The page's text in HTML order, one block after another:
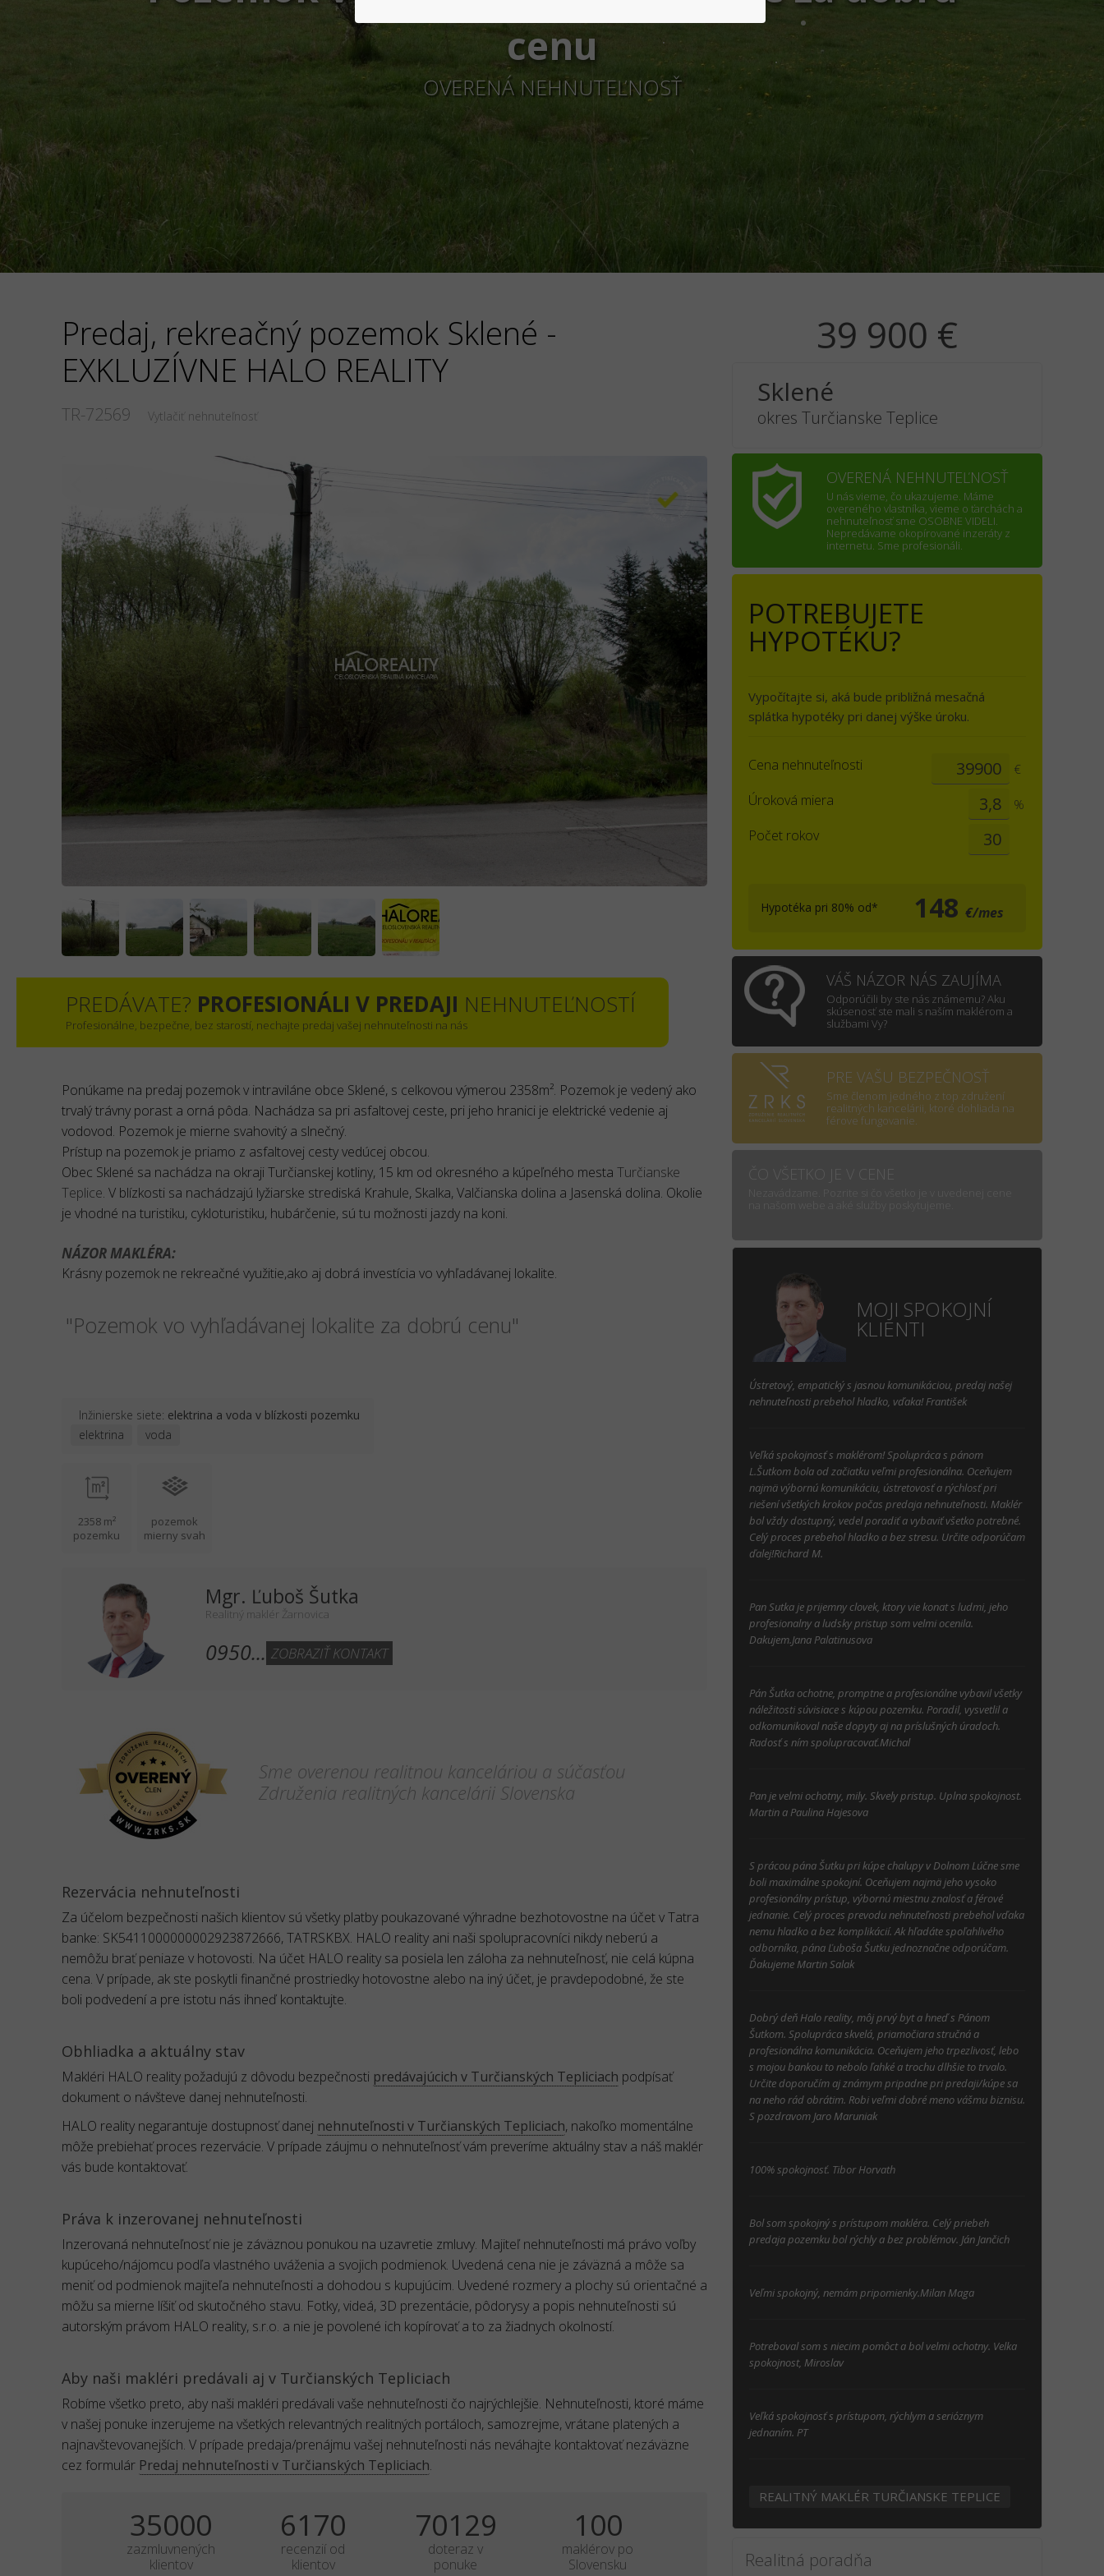
cenu
OVERENÁ NEHNUTEĽNOSŤ
Predaj, rekreačný pozemok Sklené -
EXKLUZÍVNE HALO REALITY
TR-72569 Vytlačiť nehnuteľnosť
39 900 €
Sklené
okres Turčianske Teplice
PREDÁVATE? PROFESIONÁLI V PREDAJI NEHNUTEĽNOSTÍ
Profesionálne, bezpečne, bez starostí, nechajte predaj vašej nehnuteľnosti na nás
Ponúkame na predaj pozemok v intraviláne obce Sklené, s celkovou výmerou 2358m². Pozemok je vedený ako
trvalý trávny porast a orná pôda. Nachádza sa pri asfaltovej ceste, pri jeho hranici je elektrické vedenie aj
vodovod. Pozemok je mierne svahovitý a slnečný.
Prístup na pozemok je priamo z asfaltovej cesty vedúcej obcou.
Obec Sklené sa nachádza na okraji Turčianskej kotliny, 15 km od okresného a kúpeľného mesta Turčianske
Teplice. V blízkosti sa nachádzajú lyžiarske strediská Krahule, Skalka, Valčianska dolina a Jasenská dolina. Okolie
je vhodné na turistiku, cykloturistiku, hubárčenie, sú tu možnosti jazdy na koni.
NÁZOR MAKLÉRA:
Krásny pozemok ne rekreačné využitie,ako aj dobrá investícia vo vyhľadávanej lokalite.
"Pozemok vo vyhľadávanej lokalite za dobrú cenu"
Inžinierske siete: elektrina a voda v blízkosti pozemku
elektrina
voda
2358 m²
pozemku
pozemok
mierny svah
Mgr. Ľuboš Šutka
Realitný maklér Žarnovica
0950... ZOBRAZIŤ KONTAKT
Sme overenou realitnou kanceláriou a súčasťou
Združenia realitných kancelárii Slovenska
Rezervácia nehnuteľnosti
Za účelom bezpečnosti našich klientov sú všetky platby poukazované výhradne bezhotovostne na účet v Tatra
banke: SK5411000000002923872666, TATRSKBX. HALO reality ani naši spolupracovníci nikdy neberú a
nemôžu brať peniaze v hotovosti. Na účet HALO reality sa posiela len záloha za nehnuteľnosť, nie celá kúpna
cena. V prípade, ak ste poskytli finančné prostriedky hotovostne alebo na iný účet, je pravdepodobné, že ste
boli podvedení a pre istotu nás ihneď kontaktujte.
Obhliadka a aktuálny stav
Makléri HALO reality požadujú z dôvodu bezpečnosti predávajúcich v Turčianských Tepliciach podpísať
dokument o návšteve danej nehnuteľnosti.
HALO reality negarantuje dostupnosť danej nehnuteľnosti v Turčianských Tepliciach, nakoľko momentálne
môže prebiehať proces rezervácie. V prípade záujmu o nehnuteľnosť vám preveríme aktuálny stav a náš maklér
vás bude kontaktovať.
Práva k inzerovanej nehnuteľnosti
Inzerovaná nehnuteľnosť nie je záväznou ponukou na uzavretie zmluvy. Majiteľ nehnuteľnosti má právo voľby
kupúceho/nájomcu podľa vlastného uváženia a svojich podmienok. Uvedená cena nie je záväzná a môže sa
meniť od podmienok majiteľa nehnuteľnosti a dohodou s kupujúcim. Uvedené rozmery a plochy sú orientačné a
môžu sa mierne líšiť od skutočného stavu. Fotky, videá, 3D prezentácie, pôdorysy a popis nehnuteľnosti sú
autorským právom HALO reality, s.r.o. a nie je povolené ich kopírovať a to za žiadnych okolností.
Aby naši makléri predávali aj v Turčianských Tepliciach
Robíme všetko preto, aby naši makléri predávali vaše nehnuteľnosti čo najrýchlejšie. Nehnuteľnosti, ktoré máme
v našej ponuke inzerujeme na všetkých relevantných realitných portáloch, samozrejme, vrátane platených a
najnavštevovanejších. V prípade predaja/prenájmu vašej nehnuteľnosti nás neváhajte kontaktovať nezáväzne
cez formulár Predaj nehnuteľnosti v Turčianských Tepliciach.
35000
zazmluvnených
klientov
6170
recenzií od
klientov
70129
doteraz v
ponuke
100
maklérov po
Slovensku
OVERENÁ NEHNUTEĽNOSŤ
U nás vieme, čo ukazujeme. Máme
overeného vlastníka, vieme o ťarchách a
nehnuteľnosť sme OSOBNE VIDELI.
Nepredávame okopírované inzeráty z
internetu. Sme profesionáli.
POTREBUJETE
HYPOTÉKU?
Vypočítajte si, aká bude približná mesačná
splátka hypotéky pri danej výške úroku.
Cena nehnuteľnosti €
Úroková miera %
Počet rokov
Hypotéka pri 80% od* 148 €/mes
VÁŠ NÁZOR NÁS ZAUJÍMA
Odporúčili by ste nás známemu? Aku
skúsenosť ste mali s naším maklérom a
službami Vy?
PRE VAŠU BEZPEČNOSŤ
Sme členom jedného z top združení
realitných kancelárii, ktoré dohliada na
férove fungovanie.
ČO VŠETKO JE V CENE
MOJI SPOKOJNÍ
KLIENTI
Ústretový, empatický s jasnou komunikáciou, predaj našej
nehnuteľnosti prebehol hladko, vďaka! František
Veľká spokojnosť s maklérom! Spolupráca s pánom
L.Šutkom bola od začiatku veľmi profesionálna. Oceňujem
najmä výbornú komunikáciu, ústretovosť a rýchlosť pri
riešení všetkých krokov počas predaja nehnuteľnosti. Maklér
bol vždy dostupný, vedel poradiť a vybaviť všetko potrebné.
Celý proces prebehol hladko a bez stresu. Určite odporúčam
ďalej!Richard M.
Pan Sutka je prijemny clovek, ktory vie konat s ludmi, jeho
profesionalny a ludsky pristup som velmi ocenila.
Dakujem.Jana Palatinusova
Pán Šutka ochotne, promptne a profesionálne vybavil všetky
náležitosti súvisiace s kúpou pozemku. Poradil, vysvetlil a
odkomunikoval naše dopyty aj na príslušných úradoch.
Radosť s ním spolupracovať.Michal
Pan je velmi ochotny, mily. Skvely pristup. Uplna spokojnost.
Martin a Paulina Hajesova
S prácou pána Šutku pri kúpe chalupy v Dolnom Lúčne sme
boli maximálne spokojní. Oceňujem najmä jeho vysoko
profesionálny prístup, výbornú miestnu znalosť a férové
jednanie. Celý proces prevodu nehnuteľnosti prebehol vďaka
nemu hladko a bez komplikácií. Ak hľadáte spoľahlivého
odborníka, pána Ľuboša Šutku jednoznačne odporúčam.
Ďakujeme Martin Salak
Dobrý deň Halo reality, môj prvý byt a hneď s Pánom
Šutkom. Spolupráca skvelá, priamočiara stručná a
profesionálna komunikácia. Oceňujem jeho trpezlivosť, lebo
s mojou bankou to nebolo ľahké a trochu dlhšie to trvalo.
Určite doporučím aj známym pripadne pri predaji/kúpe sa
na neho rád obrátim. Robi veľmi dobré meno vášmu biznisu.
S pozdravom Jaro Maruniak
100% spokojnosť. Tibor Horvath
Bol som spokojný s prístupom makléra. Celý priebeh
predaja pozemku bol rýchly a bez problémov. Ján Jančich
Veľmi spokojný, nemám pripomienky.Milan Maga
Potreboval som s niecim pomôct a bol velmi ochotny. Velka
spokojnost, Miroslav
Veľká spokojnosť s prístupom, rýchlym a serióznym
jednaním. PT
REALITNÝ MAKLÉR TURČIANSKE TEPLICE
Realitná poradňa